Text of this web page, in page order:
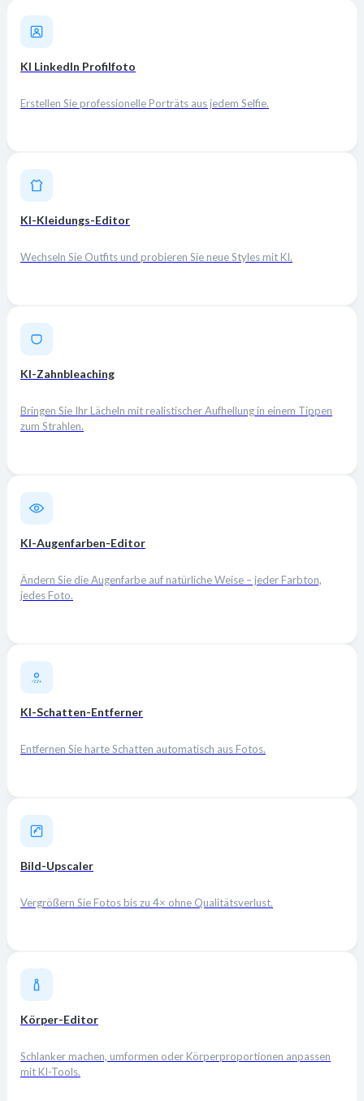
KI LinkedIn Profilfoto
Erstellen Sie professionelle Porträts aus jedem Selfie.
KI-Kleidungs-Editor
Wechseln Sie Outfits und probieren Sie neue Styles mit KI.
KI-Zahnbleaching
Bringen Sie Ihr Lächeln mit realistischer Aufhellung in einem Tippen
zum Strahlen.
KI-Augenfarben-Editor
Ändern Sie die Augenfarbe auf natürliche Weise – jeder Farbton,
jedes Foto.
KI-Schatten-Entferner
Entfernen Sie harte Schatten automatisch aus Fotos.
Bild-Upscaler
Vergrößern Sie Fotos bis zu 4× ohne Qualitätsverlust.
Körper-Editor
Schlanker machen, umformen oder Körperproportionen anpassen
mit KI-Tools.